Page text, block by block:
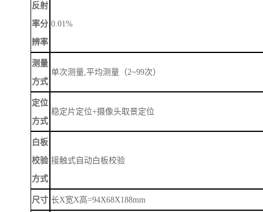
反射
率分
辨率
0.01%
测量
方式
单次测量 ,平均测量（2~99次）
定位
方式
稳定片定位+摄像头取景定位
白板
校验
方式
接触式自动白板校验
尺寸 长X宽X高=94X68X188mm